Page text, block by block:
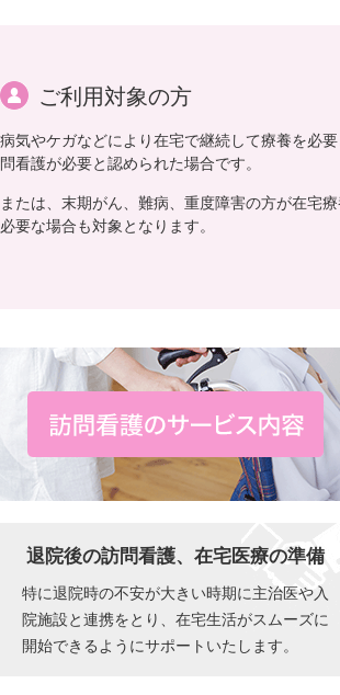
ご利用対象の方
病気やケガなどにより在宅で継続して療養を必
問看護が必要と認められた場合です。
または、末期がん、難病、重度障害の方が在宅
必要な場合も対象となります。
退院後の訪問看護、在宅医療の準備
特に退院時の不安が大きい時期に主治医や入
院施設と連携をとり、在宅生活がスムーズに
開始できるようにサポートいたします。